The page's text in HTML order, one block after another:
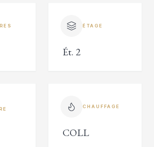
ÉTAGE
Ét. 2
CHAUFFAGE
COLL